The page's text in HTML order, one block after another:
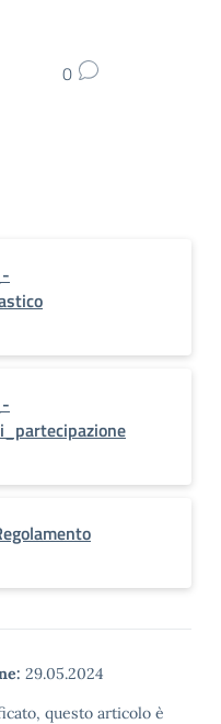
0
29.05.2024
questo articolo è